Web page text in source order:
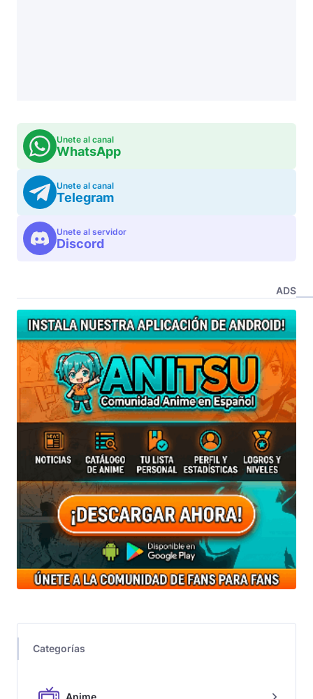
Unete al canal
WhatsApp
Unete al canal
Telegram
Unete al servidor
Discord
ADS
Categorías